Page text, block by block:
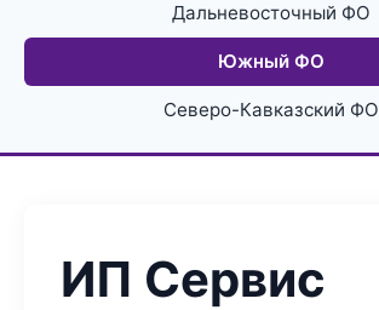
Дальневосточный ФО
Южный ФО
Северо-Кавказский ФО
ИП Сервис